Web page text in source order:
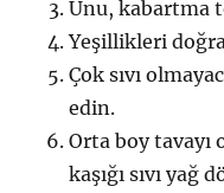
Unu, kabartma
Yeşillikleri
Çok sıvı
edin.
Orta boy tavayı
kaşığı sıvı yağ